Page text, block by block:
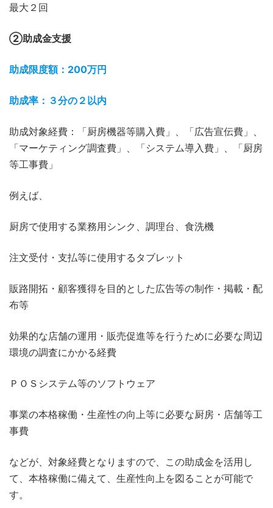
最大２回
②助成金支援
助成限度額：200万円
助成率：３分の２以内
助成対象経費：「厨房機器等購入費」、「広告宣伝費」、
「マーケティング調査費」、「システム導入費」、「厨房
等工事費」
例えば、
厨房で使用する業務用シンク、調理台、食洗機
注文受付・支払等に使用するタブレット
販路開拓・顧客獲得を目的とした広告等の制作・掲載・配
布等
効果的な店舗の運用・販売促進等を行うために必要な周辺
環境の調査にかかる経費
ＰＯＳシステム等のソフトウェア
事業の本格稼働・生産性の向上等に必要な厨房・店舗等工
事費
などが、対象経費となりますので、この助成金を活用し
て、本格稼働に備えて、生産性向上を図ることが可能で
す。